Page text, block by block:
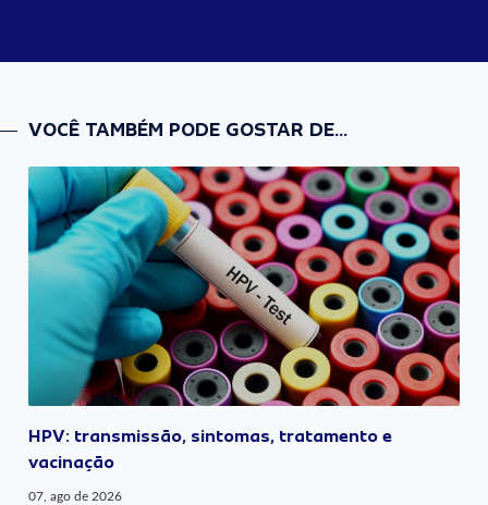
VOCÊ TAMBÉM PODE GOSTAR DE...
HPV: transmissão, sintomas, tratamento e
vacinação
07, ago de 2026